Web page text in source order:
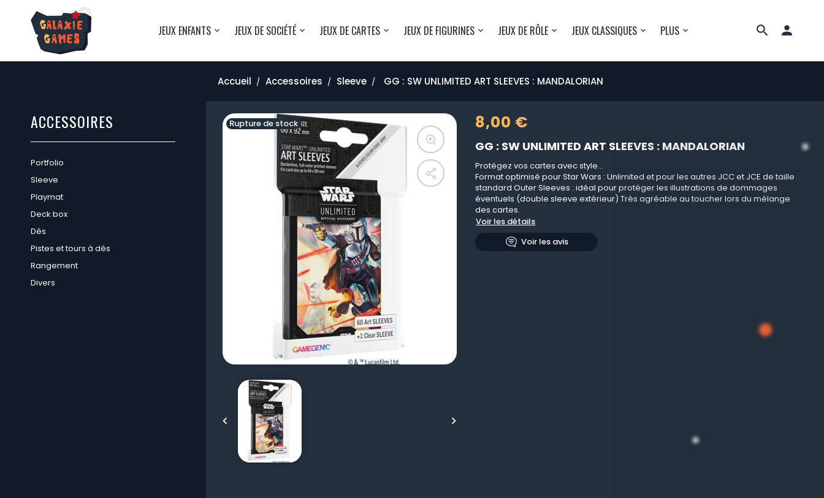

JEUX ENFANTS JEUX DE SOCIÉTÉ JEUX DE CARTES JEUX DE FIGURINES JEUX DE RÔLE JEUX CLASSIQUES PLUS
Accueil Accessoires Sleeve GG : SW UNLIMITED ART SLEEVES : MANDALORIAN
ACCESSOIRES
Portfolio
Sleeve
Playmat
Deck box
Dés
Pistes et tours à dés
Rangement
Divers
 
Rupture de stock 8,00 €
GG : SW UNLIMITED ART SLEEVES : MANDALORIAN
Protégez vos cartes avec style...
Format optimisé pour Star Wars : Unlimited et pour les autres JCC et JCE de taille
standard Outer Sleeves : idéal pour protéger les illustrations de dommages
éventuels (double sleeve extérieur) Très agréable au toucher lors du mélange
des cartes.
Voir les détails
Voir les avis